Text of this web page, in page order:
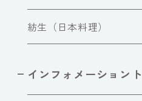
紡生（日本料理）
インフォメーショント